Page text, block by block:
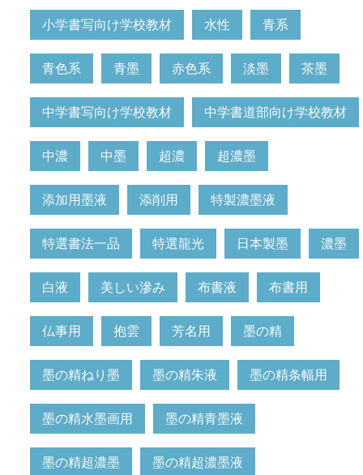
小学書写向け学校教材 水性 青系
青色系 青墨 赤色系 淡墨 茶墨
中学書写向け学校教材 中学書道部向け学校教材
中濃 中墨 超濃 超濃墨
添加用墨液 添削用 特製濃墨液
特選書法一品 特選龍光 日本製墨 濃墨
白液 美しい滲み 布書液 布書用
仏事用 抱雲 芳名用 墨の精
墨の精ねり墨 墨の精朱液 墨の精条幅用
墨の精水墨画用 墨の精青墨液
墨の精超濃墨 墨の精超濃墨液